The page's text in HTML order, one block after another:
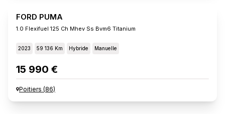
FORD PUMA
1.0 Flexifuel 125 Ch Mhev Ss Bvm6 Titanium
2023 59 136 Km Hybride Manuelle
15 990 €
Poitiers (86)